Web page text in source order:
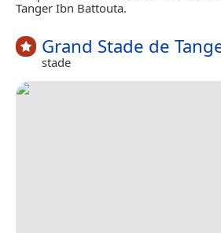
Tanger Ibn Battouta.
Grand Stade de
stade